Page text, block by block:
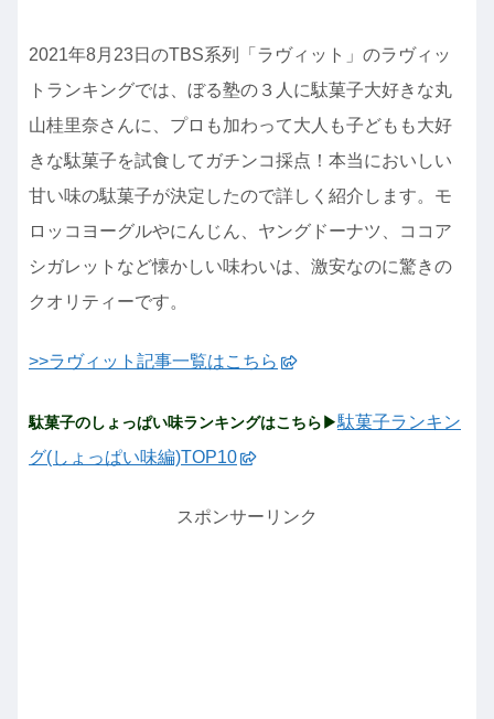
2021年8月23日のTBS系列「ラヴィット」のラヴィッ
トランキングでは、ぼる塾の３人に駄菓子大好きな丸
山桂里奈さんに、プロも加わって大人も子どもも大好
きな駄菓子を試食してガチンコ採点！本当においしい
甘い味の駄菓子が決定したので詳しく紹介します。モ
ロッコヨーグルやにんじん、ヤングドーナツ、ココア
シガレットなど懐かしい味わいは、激安なのに驚きの
クオリティーです。
>>ラヴィット記事一覧はこちら
駄菓子のしょっぱい味ランキングはこちら▶駄菓子ランキン
グ(しょっぱい味編)TOP10
スポンサーリンク